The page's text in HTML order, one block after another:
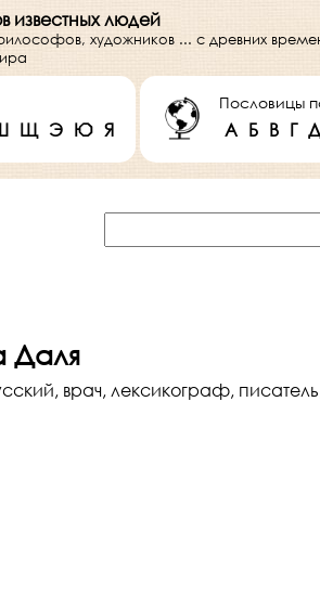
известных людей
художников ... с древних
Щ Э Ю Я
Пословицы
А Б В Г Д
Даля
врач, лексикограф,